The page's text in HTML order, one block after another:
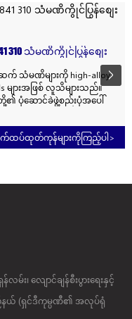
310 သံမဏိကွိုင်ပြွန်စျေး
သံမဏိများကို high-alloy
များအဖြစ် လူသိများသည်။
၏ ပုံဆောင်ခဲဖွဲ့စည်းပုံအပေါ်
steels အဖြစ် အမျိုး
းခွဲခြားထားသည်။ နီကယ်နှင့် ခရို
ါဝင်မှု မြင့်မားသောကြောင့် 310S
က်ထပ်ထုတ်ကုန်များကိုကြည့်ပါ >
မ်း၊ လျောင်ချန်စီးပွားရေးနှင့်
ည်နယ် (ရှင်ဒီကုမ္ပဏီ၏ အလုပ်ရုံ